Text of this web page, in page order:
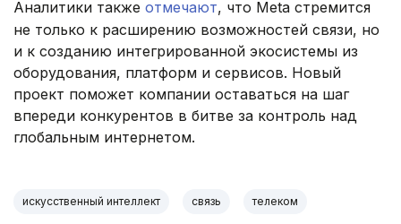
Аналитики также отмечают, что Meta стремится
не только к расширению возможностей связи, но
и к созданию интегрированной экосистемы из
оборудования, платформ и сервисов. Новый
проект поможет компании оставаться на шаг
впереди конкурентов в битве за контроль над
глобальным интернетом.
искусственный интеллект связь телеком